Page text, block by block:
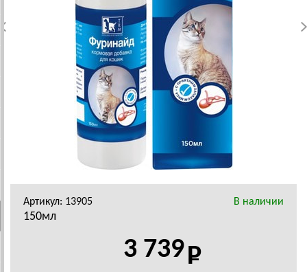
Артикул: 13905 В наличии
150мл
3 739